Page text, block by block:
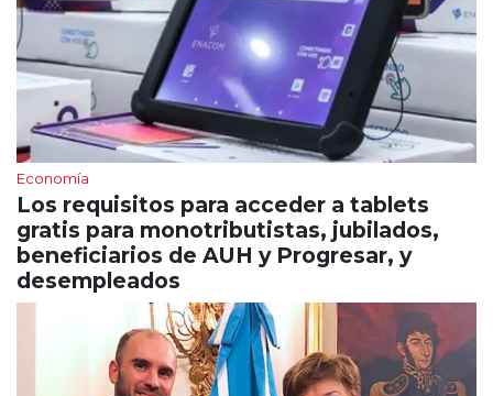
Economía
Los requisitos para acceder a tablets
gratis para monotributistas, jubilados,
beneficiarios de AUH y Progresar, y
desempleados